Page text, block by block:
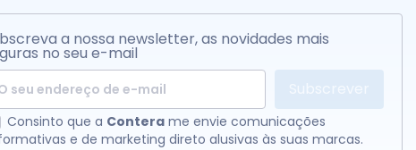
a nossa newsletter, as novidades mais
no seu e-mail
Subscrever
Consinto que a Contera me envie comunicações
e de marketing direto alusivas às suas marcas.